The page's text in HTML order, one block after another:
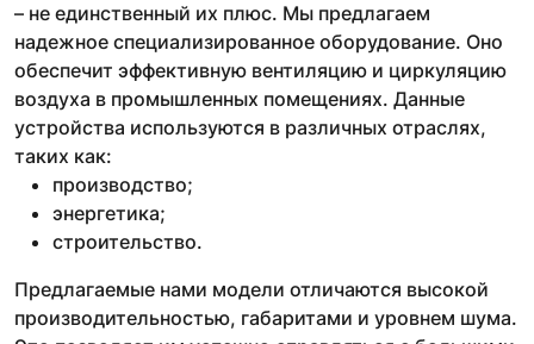
– не единственный их плюс. Мы предлагаем
надежное специализированное оборудование. Оно
обеспечит эффективную вентиляцию и циркуляцию
воздуха в промышленных помещениях. Данные
устройства используются в различных отраслях,
таких как:
производство;
энергетика;
строительство.
Предлагаемые нами модели отличаются высокой
производительностью, габаритами и уровнем шума.